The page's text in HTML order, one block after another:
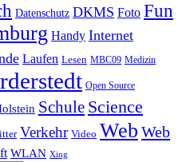
Datenschutz DKMS Foto Fun
Handy Internet
Laufen Lesen MBC09 Medizin
Open Source
Schule Science
Verkehr Video Web Web
WLAN Xing